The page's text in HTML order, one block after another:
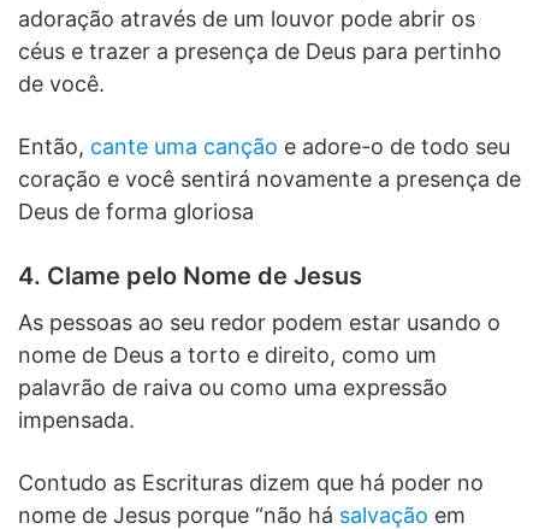
adoração através de um louvor pode abrir os
céus e trazer a presença de Deus para pertinho
de você.
Então, cante uma canção e adore-o de todo seu
coração e você sentirá novamente a presença de
Deus de forma gloriosa
4. Clame pelo Nome de Jesus
As pessoas ao seu redor podem estar usando o
nome de Deus a torto e direito, como um
palavrão de raiva ou como uma expressão
impensada.
Contudo as Escrituras dizem que há poder no
nome de Jesus porque “não há salvação em